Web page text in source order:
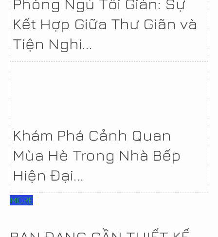
Kết Hợp Giữa Thư Giãn và
Tiện Nghi...
Khám Phá Cảnh Quan
Mùa Hè Trong Nhà Bếp
Hiện Đại...
MORE